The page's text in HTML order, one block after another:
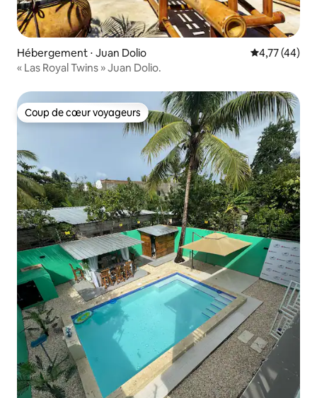
Hébergement ⋅ Juan Dolio Évaluation
4,77 (44)
« Las Royal Twins » Juan Dolio.
Coup de cœur voyageurs
Coup de cœur voyageurs